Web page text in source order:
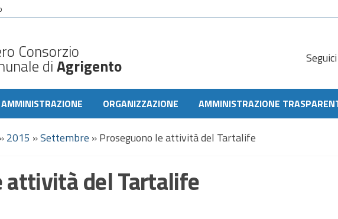
Consorzio
diAgrigento
AMMINISTRAZIONE ORGANIZZAZIONE AMMINISTRAZIONE
»2015 »Settembre »Proseguono le attività del Tartalife
attività del Tartalife